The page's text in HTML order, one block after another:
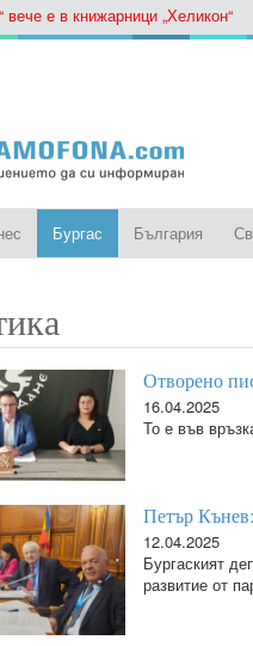
е в книжарници „Хеликон“
Бургас България
Отворено
16.04.2025
То е във
Петър
12.04.2025
Бургаският
развитие от